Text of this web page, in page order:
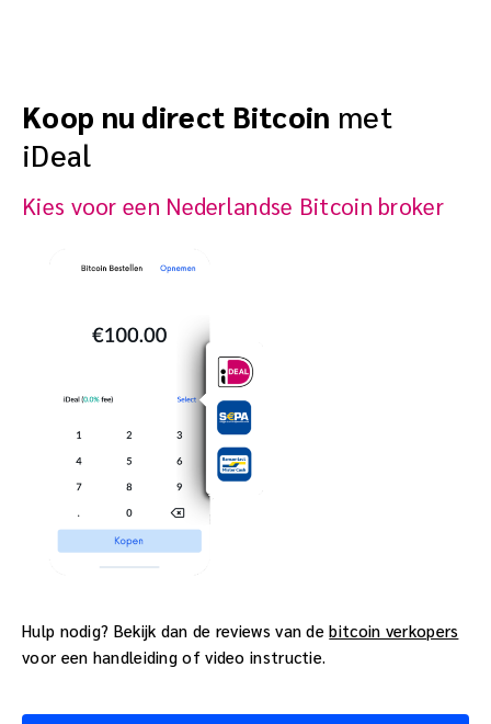
Koop nu direct Bitcoin met
iDeal
Kies voor een Nederlandse Bitcoin broker
Hulp nodig? Bekijk dan de reviews van debitcoin verkopers
voor een handleiding of video instructie.